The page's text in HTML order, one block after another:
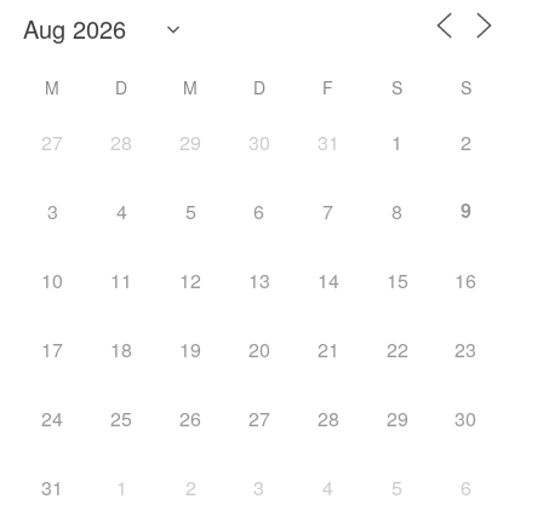
M D M D F S S
27 28 29 30 31 1 2
3 4 5 6 7 8 9
10 11 12 13 14 15 16
17 18 19 20 21 22 23
24 25 26 27 28 29 30
31 1 2 3 4 5 6